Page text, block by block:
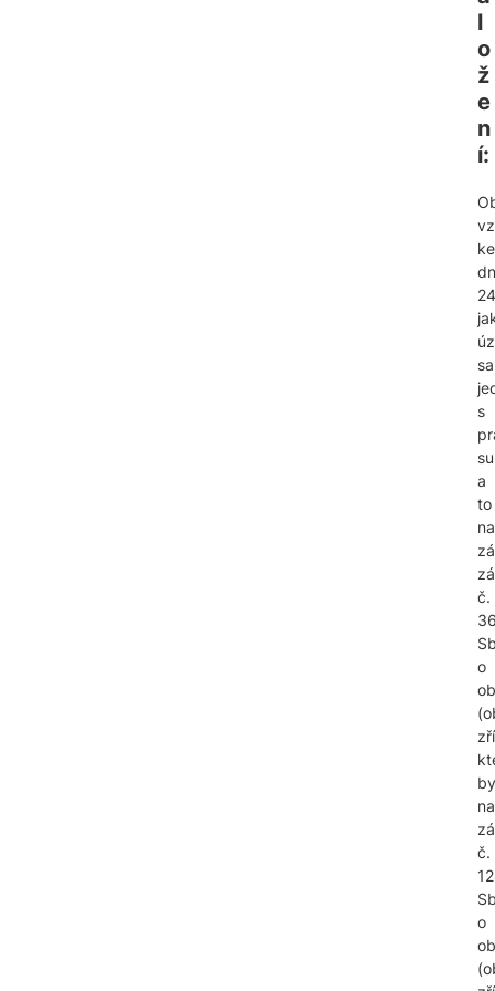
l
o
ž
e
n
í:
ke
s
a
to
na
č.
o
č.
o